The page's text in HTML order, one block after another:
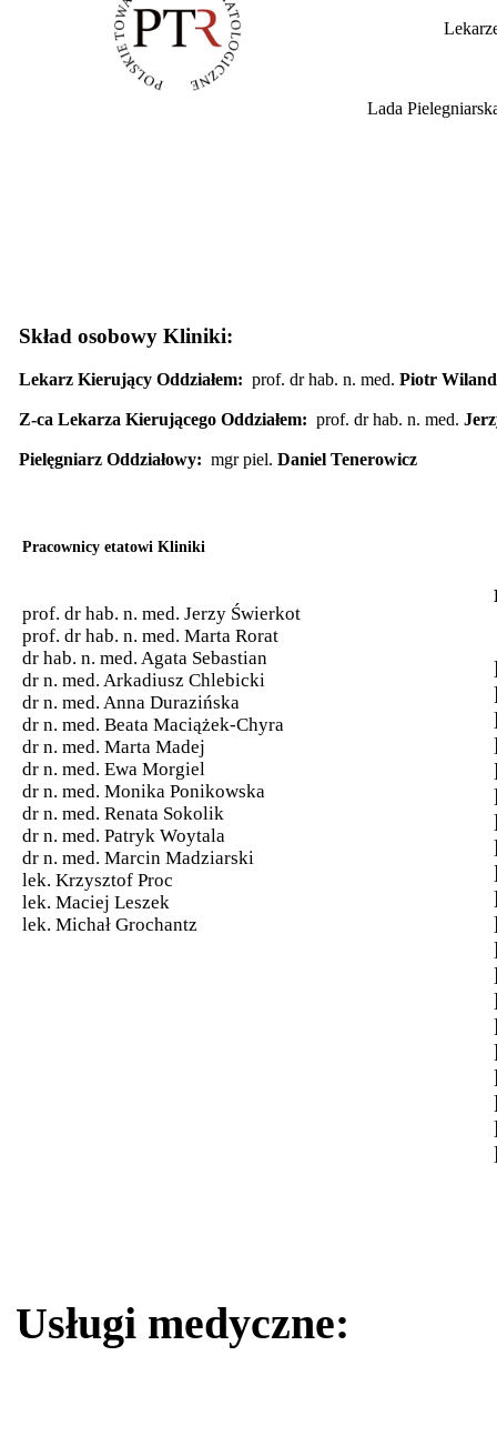
Lada
Skład osobowy Kliniki:
Lekarz Kierujący Oddziałem: prof. dr hab. n. med. Piotr Wiland
Z-ca Lekarza Kierującego Oddziałem: prof. dr hab. n. med.
Pielęgniarz Oddziałowy: mgr piel. Daniel Tenerowicz
Pracownicy etatowi Kliniki
prof. dr hab. n. med. Jerzy Świerkot
prof. dr hab. n. med. Marta Rorat
dr hab. n. med. Agata Sebastian
dr n. med. Arkadiusz Chlebicki
dr n. med. Anna Durazińska
dr n. med. Beata Maciążek-Chyra
dr n. med. Marta Madej
dr n. med. Ewa Morgiel
dr n. med. Monika Ponikowska
dr n. med. Renata Sokolik
dr n. med. Patryk Woytala
dr n. med. Marcin Madziarski
lek. Krzysztof Proc
lek. Maciej Leszek
lek. Michał Grochantz
Usługi medyczne: